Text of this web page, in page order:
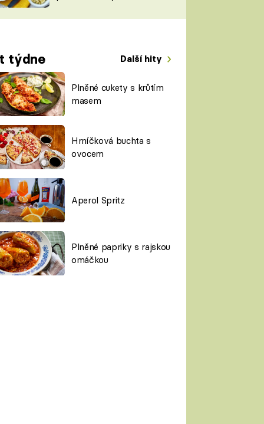
týdne Další hity
Plněné cukety s krůtím
masem
Hrníčková buchta s
ovocem
Aperol Spritz
Plněné papriky s rajskou
omáčkou